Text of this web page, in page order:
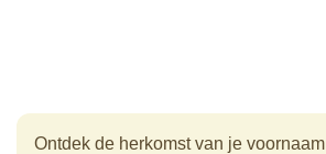
Ontdek de herkomst van je voornaam